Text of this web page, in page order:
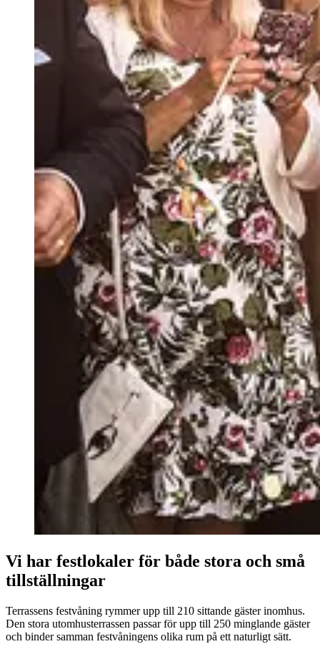
Vi har festlokaler för både stora och små
tillställningar
Terrassens festvåning rymmer upp till 210 sittande gäster inomhus.
Den stora utomhusterrassen passar för upp till 250 minglande gäster
och binder samman festvåningens olika rum på ett naturligt sätt.